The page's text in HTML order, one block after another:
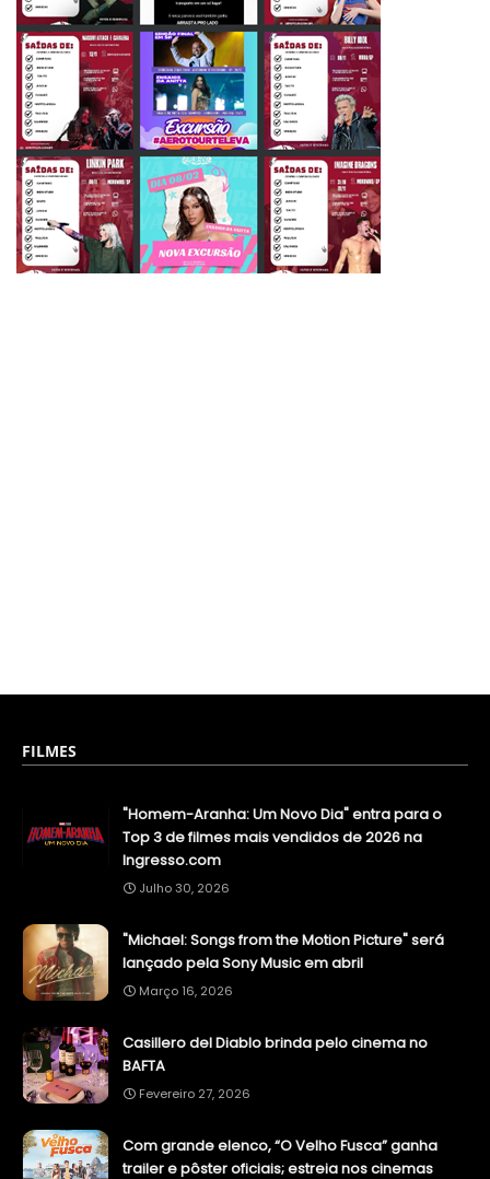
FILMES
"Homem-Aranha: Um Novo Dia" entra para o
Top 3 de filmes mais vendidos de 2026 na
Ingresso.com
Julho 30, 2026
"Michael: Songs from the Motion Picture" será
lançado pela Sony Music em abril
Março 16, 2026
Casillero del Diablo brinda pelo cinema no
BAFTA
Fevereiro 27, 2026
Com grande elenco, “O Velho Fusca” ganha
trailer e pôster oficiais; estreia nos cinemas